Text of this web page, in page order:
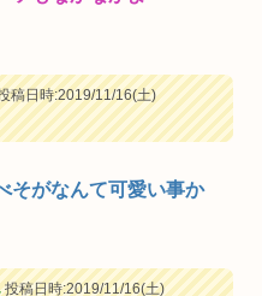
稿日時:2019/11/16(土)
そがなんて可愛い事か
投稿日時:2019/11/16(土)